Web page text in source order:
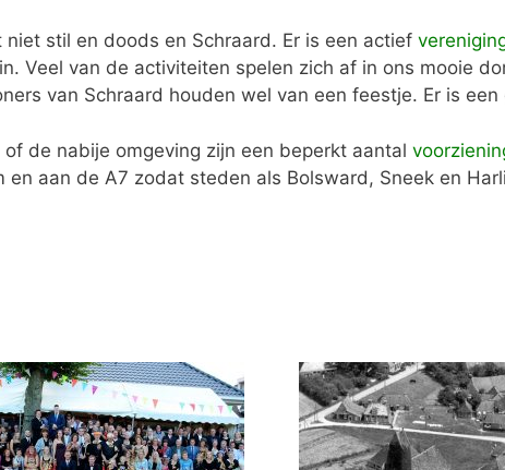
niet stil en doods en Schraard. Er is een actief
Veel van de activiteiten spelen zich af in ons mooie
van Schraard houden wel van een feestje. Er is
of de nabije omgeving zijn een beperkt aantal
en aan de A7 zodat steden als Bolsward, Sneek en